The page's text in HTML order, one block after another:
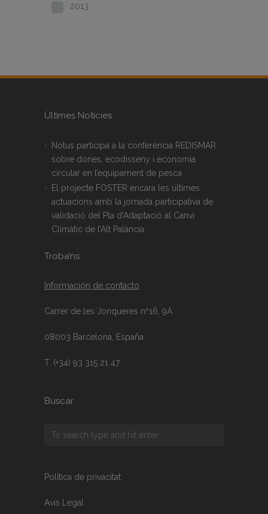
2013
Últimes Notícies
Notus participa a la conferència REDISMAR
sobre dones, ecodisseny i economia
circular en l’equipament de pesca
El projecte FOSTER encara les últimes
actuacions amb la jornada participativa de
validació del Pla d’Adaptació al Canvi
Climàtic de l’Alt Palància
Troba’ns
Información de contacto
Carrer de les Jonqueres nº16, 9A
08003 Barcelona, España
T. (+34) 93 315 21 47
Buscar
Política de privacitat
Avís Legal